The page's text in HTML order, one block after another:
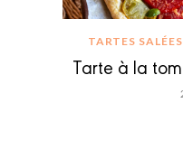
TARTES
Tarte à la